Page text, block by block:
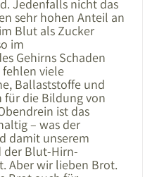
Jedenfalls nicht das
sehr hohen Anteil an
Blut als Zucker
im
Gehirns Schaden
viele
Ballaststoffe und
für die Bildung von
ist das
– was der
damit unserem
der Blut-Hirn-
Aber wir lieben Brot.